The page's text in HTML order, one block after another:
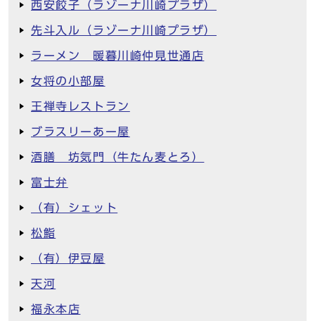
西安餃子（ラゾーナ川崎プラザ）
先斗入ル（ラゾーナ川崎プラザ）
ラーメン 暖暮川崎仲見世通店
女将の小部屋
王禅寺レストラン
ブラスリーあー屋
酒膳 坊気門（牛たん麦とろ）
富士弁
（有）シェット
松鮨
（有）伊豆屋
天河
福永本店